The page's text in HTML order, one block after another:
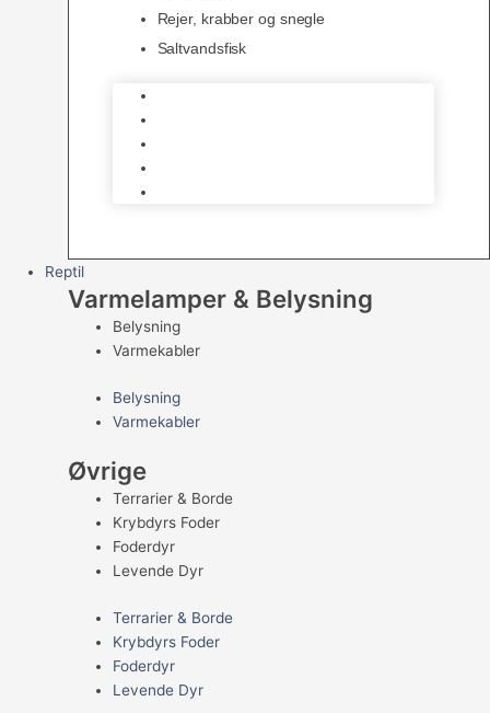
Rejer, krabber og snegle
Saltvandsfisk
Reptil
Varmelamper & Belysning
Belysning
Varmekabler
Belysning
Varmekabler
Øvrige
Terrarier & Borde
Krybdyrs Foder
Foderdyr
Levende Dyr
Terrarier & Borde
Krybdyrs Foder
Foderdyr
Levende Dyr